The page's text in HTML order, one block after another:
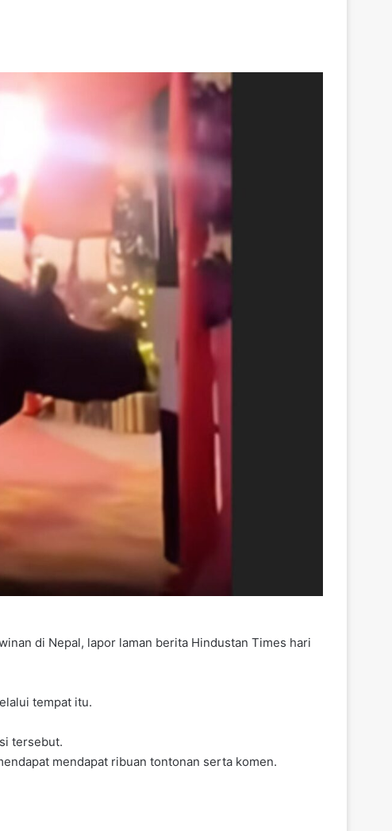
di Nepal, lapor laman berita Hindustan Times hari
tempat itu.
tersebut.
mendapat ribuan tontonan serta komen.